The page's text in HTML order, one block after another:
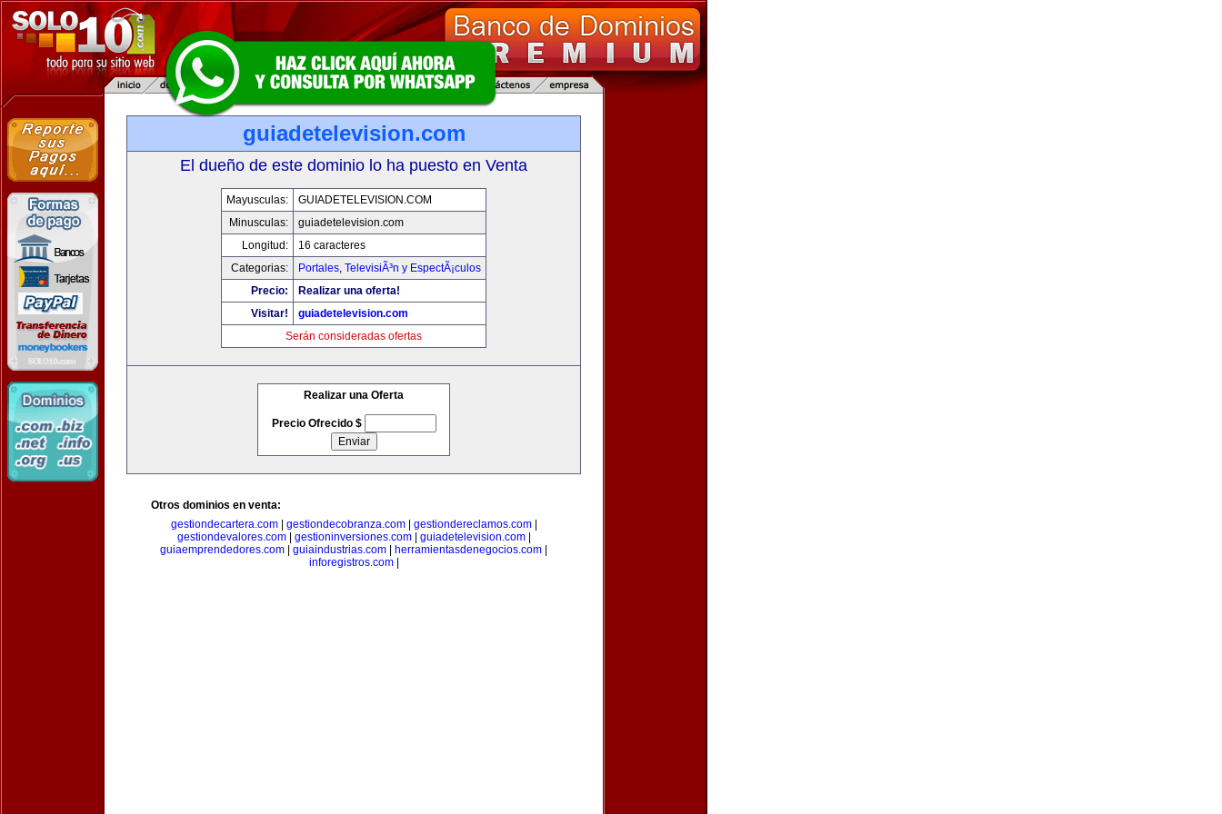
guiadetelevision.com
El dueño de este dominio lo ha puesto en Venta
Mayusculas:
GUIADETELEVISION.COM
Minusculas:
guiadetelevision.com
Longitud:
16 caracteres
Categorias:
Portales, TelevisiÃ³n y EspectÃ¡culos
Precio:
Realizar una oferta!
Visitar!
guiadetelevision.com
Serán consideradas ofertas
Realizar una Oferta
Precio Ofrecido $
Otros dominios en venta:
gestiondecartera.com| gestiondecobranza.com| gestiondereclamos.com|
gestiondevalores.com| gestioninversiones.com| guiadetelevision.com|
guiaemprendedores.com
guiaindustrias.com herramientasdenegocios.com
inforegistros.com|